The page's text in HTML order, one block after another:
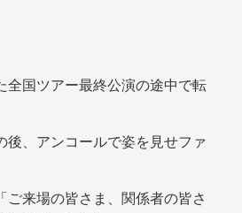
全国ツアー最終公演の途中で転
後、アンコールで姿を見せファ
来場の皆さま、関係者の皆さ